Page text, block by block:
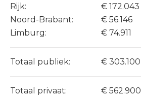
Rijk:
€ 172.043
Noord-Brabant:
€ 56.146
Limburg:
€ 74.911
Totaal publiek: € 303.100
Totaal privaat: € 562.900